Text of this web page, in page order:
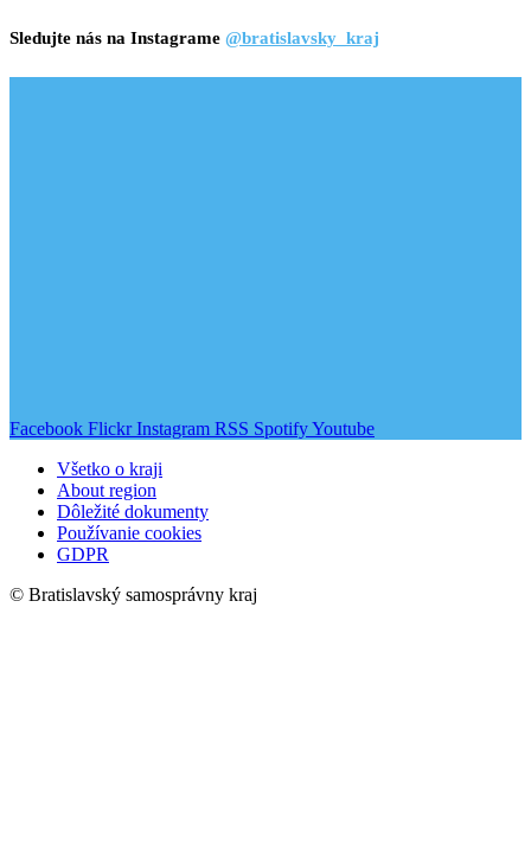
Sledujte nás na Instagrame @bratislavsky_kraj
Facebook Flickr Instagram RSS SpotifyYoutube
Všetko o kraji
About region
Dôležité dokumenty
Používanie cookies
GDPR
© Bratislavský samosprávny kraj